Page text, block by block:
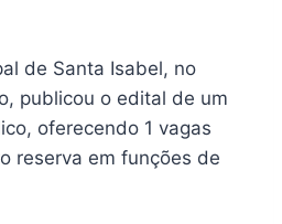
de Santa Isabel, no
publicou o edital de um
oferecendo 1 vagas
reserva em funções de